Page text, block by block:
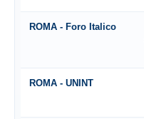
ROMA - Foro Italico
ROMA - UNINT